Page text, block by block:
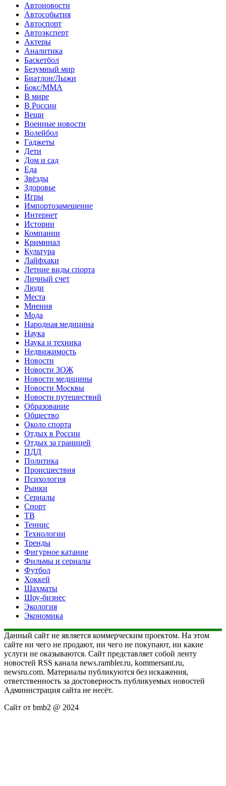
Автоновости
Автособытия
Автоспорт
Автоэксперт
Актеры
Аналитика
Баскетбол
Безумный мир
Биатлон/Лыжи
Бокс/MMA
В мире
В России
Вещи
Военные новости
Волейбол
Гаджеты
Дети
Дом и сад
Еда
Звёзды
Здоровье
Игры
Импортозамещение
Интернет
Истории
Компании
Криминал
Культура
Лайфхаки
Летние виды спорта
Личный счет
Люди
Места
Мнения
Мода
Народная медицина
Наука
Наука и техника
Недвижимость
Новости
Новости ЗОЖ
Новости медицины
Новости Москвы
Новости путешествий
Образование
Общество
Около спорта
Отдых в России
Отдых за границей
ПДД
Политика
Происшествия
Психология
Рынки
Сериалы
Спорт
ТВ
Теннис
Технологии
Тренды
Фигурное катание
Фильмы и сериалы
Футбол
Хоккей
Шахматы
Шоу-бизнес
Экология
Экономика
Данный сайт не является коммерческим проектом. На этом
сайте ни чего не продают, ни чего не покупают, ни какие
услуги не оказываются. Сайт представляет собой ленту
новостей RSS канала news.rambler.ru, kommersant.ru,
newsru.com. Материалы публикуются без искажения,
ответственность за достоверность публикуемых новостей
Администрация сайта не несёт.
Сайт от bmb2 @ 2024